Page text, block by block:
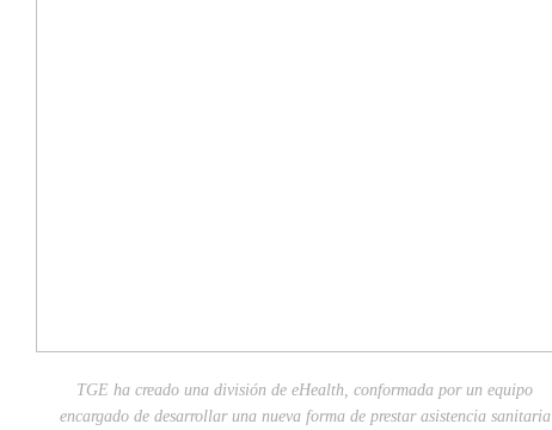
TGE ha creado una división de eHealth, conformada por un equipo
encargado de desarrollar una nueva forma de prestar asistencia sanitaria